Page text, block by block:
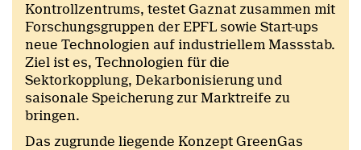
Kontrollzentrums, testet Gaznat zusammen mit
Forschungsgruppen der EPFL sowie Start-ups
neue Technologien auf industriellem Massstab.
Ziel ist es, Technologien für die
Sektorkopplung, Dekarbonisierung und
saisonale Speicherung zur Marktreife zu
bringen.
Das zugrunde liegende Konzept GreenGas